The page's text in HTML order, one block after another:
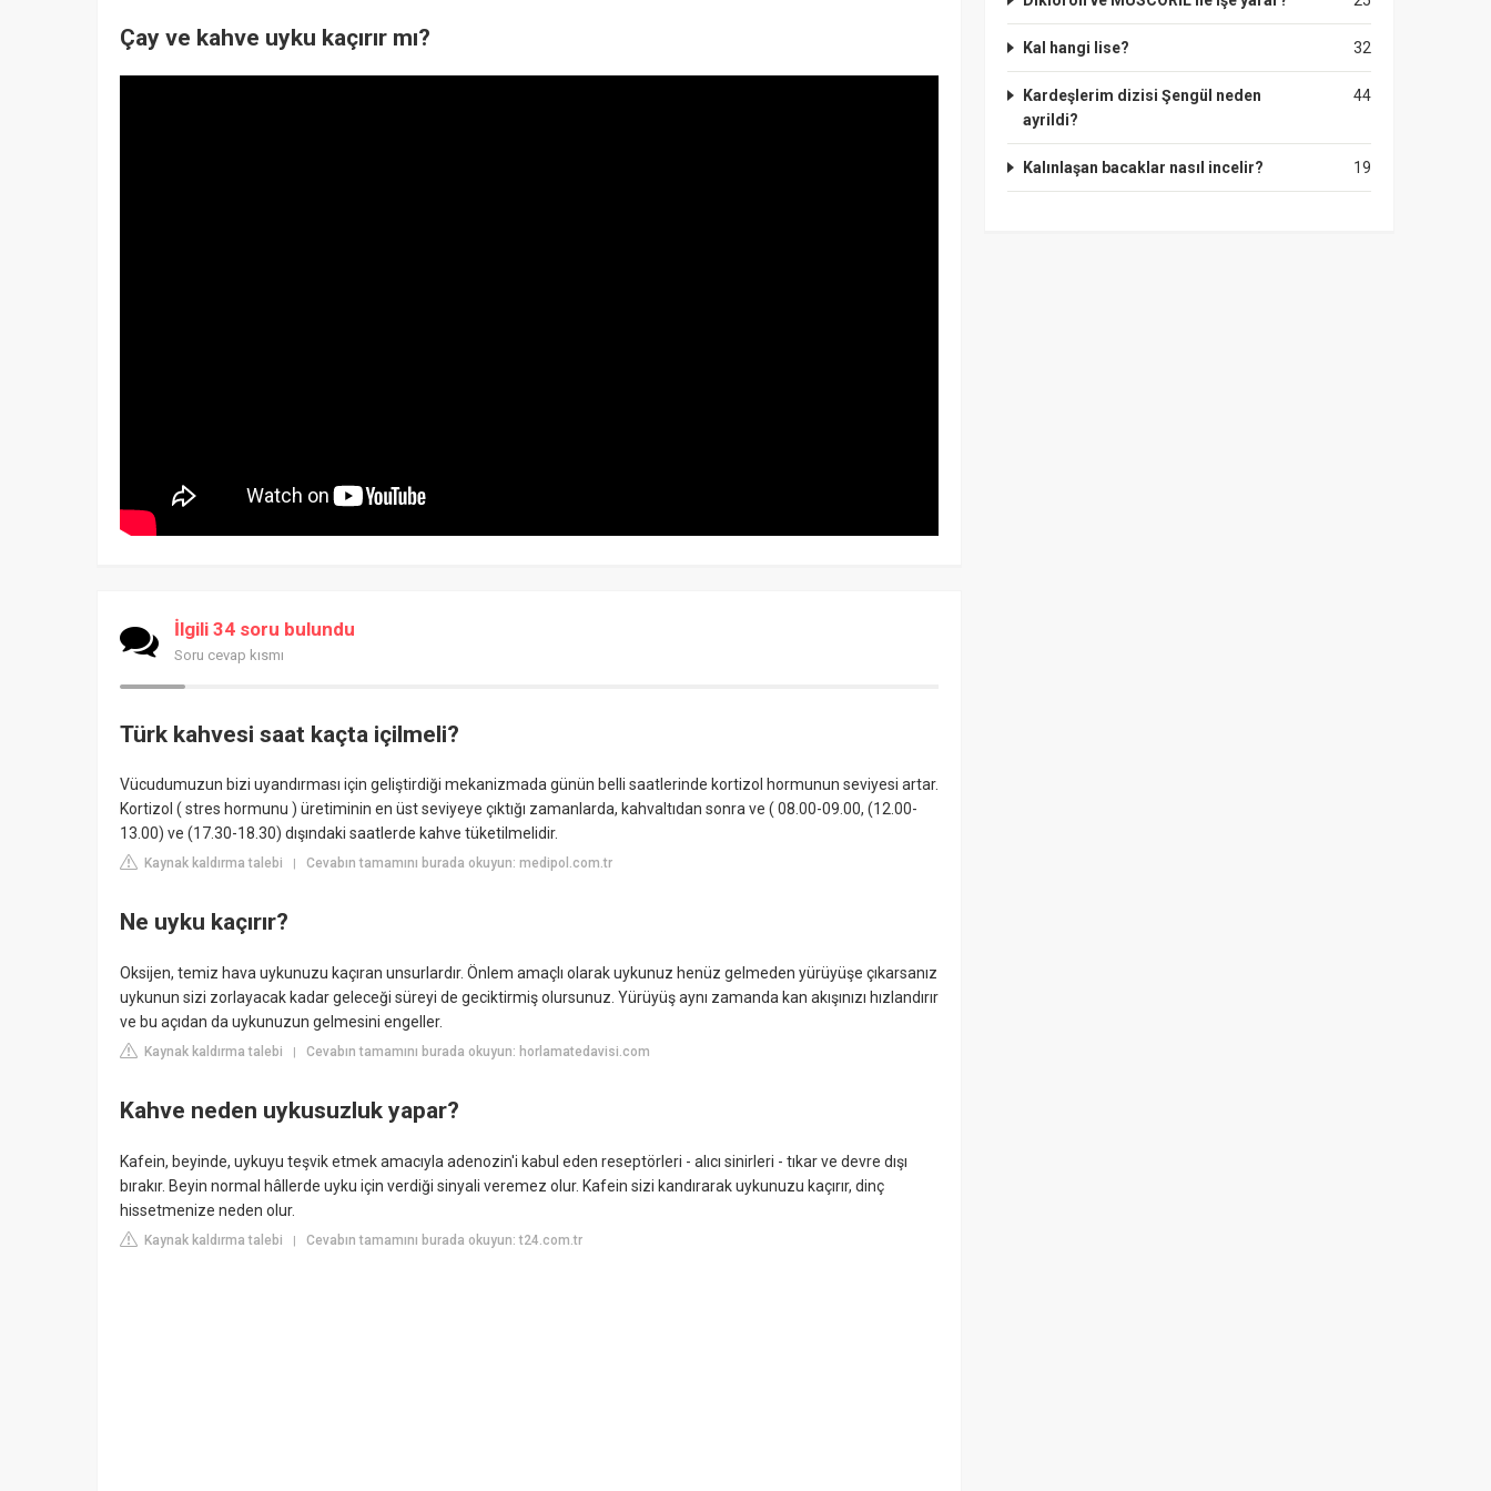
Çay ve kahve uyku kaçırır mı?
İlgili 34 soru bulundu
Soru cevap kısmı
Türk kahvesi saat kaçta içilmeli?
Vücudumuzun bizi uyandırması için geliştirdiği mekanizmada günün belli saatlerinde kortizol hormunun seviyesi artar.
Kortizol ( stres hormunu ) üretiminin en üst seviyeye çıktığı zamanlarda, kahvaltıdan sonra ve ( 08.00-09.00, (12.00-
13.00) ve (17.30-18.30) dışındaki saatlerde kahve tüketilmelidir.
Kaynak kaldırma talebi | Cevabın tamamını burada okuyun: medipol.com.tr
Ne uyku kaçırır?
Oksijen, temiz hava uykunuzu kaçıran unsurlardır. Önlem amaçlı olarak uykunuz henüz gelmeden yürüyüşe çıkarsanız
uykunun sizi zorlayacak kadar geleceği süreyi de geciktirmiş olursunuz. Yürüyüş aynı zamanda kan akışınızı hızlandırır
ve bu açıdan da uykunuzun gelmesini engeller.
Kaynak kaldırma talebi | Cevabın tamamını burada okuyun: horlamatedavisi.com
Kahve neden uykusuzluk yapar?
Kafein, beyinde, uykuyu teşvik etmek amacıyla adenozin'i kabul eden reseptörleri - alıcı sinirleri - tıkar ve devre dışı
bırakır. Beyin normal hâllerde uyku için verdiği sinyali veremez olur. Kafein sizi kandırarak uykunuzu kaçırır, dinç
hissetmenize neden olur.
Kaynak kaldırma talebi | Cevabın tamamını burada okuyun: t24.com.tr
32
Kal hangi lise?
44
Kardeşlerim dizisi Şengül neden
ayrildi?
19
Kalınlaşan bacaklar nasıl incelir?